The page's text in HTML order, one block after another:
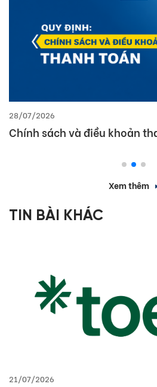
28/07/2026
Chính sách và điều khoản
Xem thêm
TIN BÀI KHÁC
21/07/2026